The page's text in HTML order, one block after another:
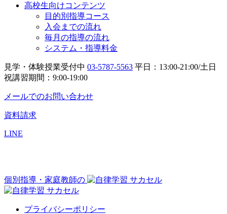
高校生向けコンテンツ
目的別指導コース
入会までの流れ
毎月の指導の流れ
システム・指導料金
見学・体験授業受付中 03-5787-5563 平日：13:00-21:00/土日
祝講習期間：9:00-19:00
メールでのお問い合わせ
資料請求
LINE
個別指導・家庭教師の
プライバシーポリシー